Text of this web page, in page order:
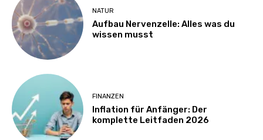
NATUR
Aufbau Nervenzelle: Alles was du
wissen musst
FINANZEN
Inflation für Anfänger: Der
komplette Leitfaden 2026